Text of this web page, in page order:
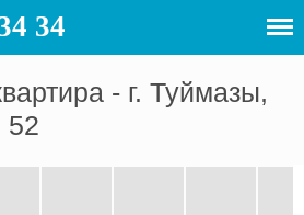
34
- г. Туймазы,